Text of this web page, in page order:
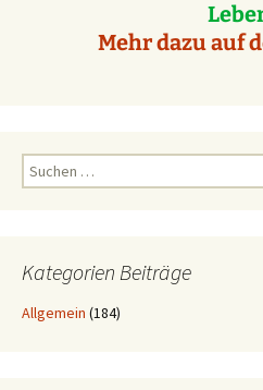
Mehr dazu auf
Suchen
nach:
Kategorien Beiträge
Allgemein (184)